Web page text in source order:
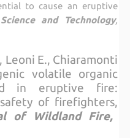
to cause an eruptive
and Technology,
Leoni E., Chiaramonti
volatile organic
in eruptive fire:
of firefighters,
of Wildland Fire,